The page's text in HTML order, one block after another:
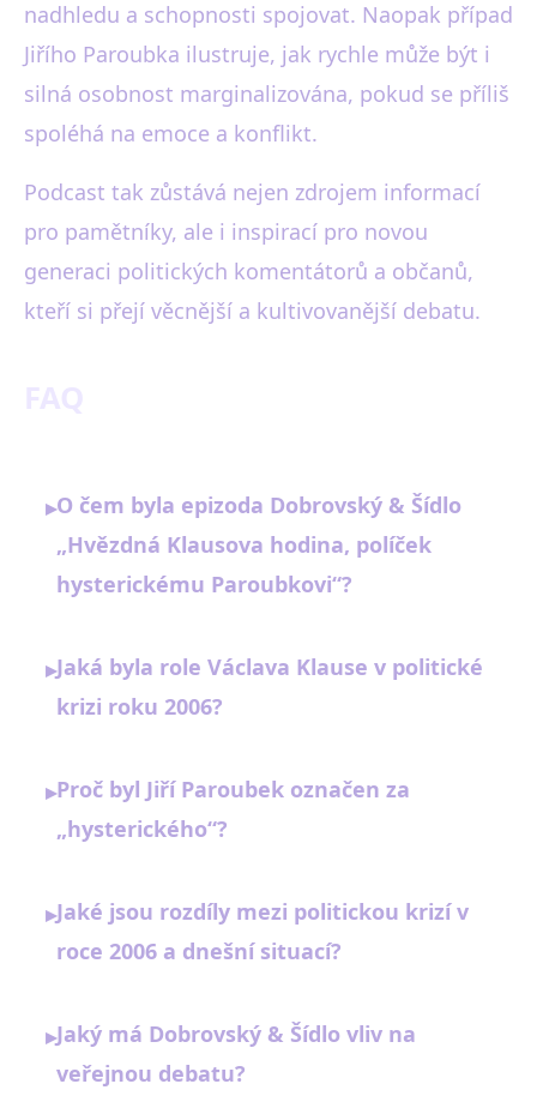
nadhledu a schopnosti spojovat. Naopak případ
Jiřího Paroubka ilustruje, jak rychle může být i
silná osobnost marginalizována, pokud se příliš
spoléhá na emoce a konflikt.
Podcast tak zůstává nejen zdrojem informací
pro pamětníky, ale i inspirací pro novou
generaci politických komentátorů a občanů,
kteří si přejí věcnější a kultivovanější debatu.
▸O čem byla epizoda Dobrovský & Šídlo
„Hvězdná Klausova hodina, políček
hysterickému Paroubkovi“?
▸Jaká byla role Václava Klause v politické
krizi roku 2006?
▸Proč byl Jiří Paroubek označen za
„hysterického“?
▸Jaké jsou rozdíly mezi politickou krizí v
roce 2006 a dnešní situací?
▸Jaký má Dobrovský & Šídlo vliv na
veřejnou debatu?